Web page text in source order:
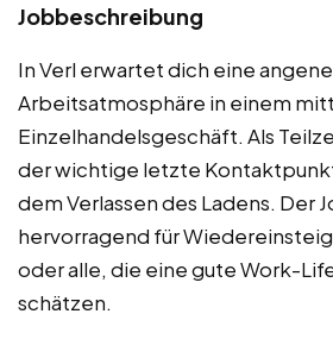
Jobbeschreibung
In Verl erwartet dich eine
Arbeitsatmosphäre in einem
Einzelhandelsgeschäft. Als
der wichtige letzte
dem Verlassen des Ladens. Der
hervorragend für
oder alle, die eine gute Work-
schätzen.